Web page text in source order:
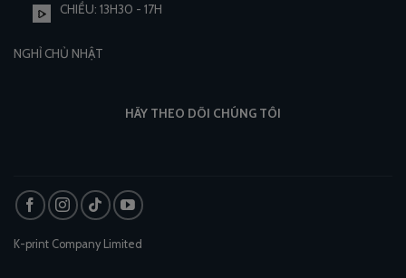
CHIỀU: 13H30 - 17H
NGHỈ CHỦ NHẬT
HÃY THEO DÕI CHÚNG TÔI
K-print Company Limited